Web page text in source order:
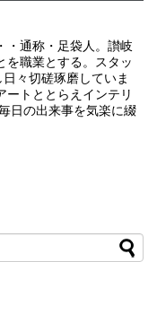
・通称・足袋人。讃岐
を職業とする。スタッ
々切磋琢磨していま
ートととらえインテリ
日の出来事を気楽に綴